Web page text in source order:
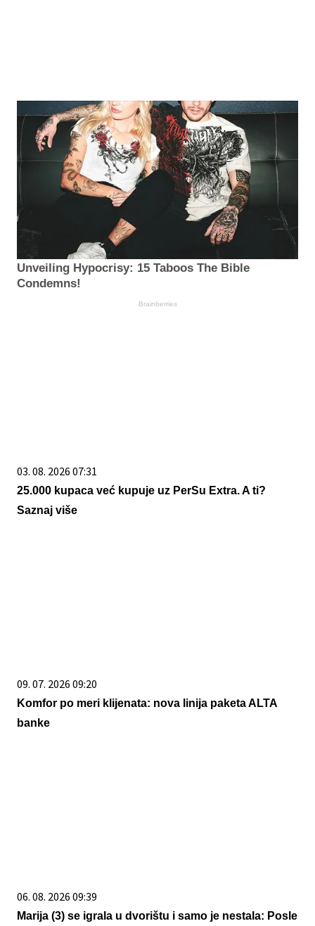
Unveiling Hypocrisy: 15 Taboos The Bible
Condemns!
Brainberries
03. 08. 2026 07:31
25.000 kupaca već kupuje uz PerSu Extra. A ti?
Saznaj više
09. 07. 2026 09:20
Komfor po meri klijenata: nova linija paketa ALTA
banke
06. 08. 2026 09:39
Marija (3) se igrala u dvorištu i samo je nestala: Posle